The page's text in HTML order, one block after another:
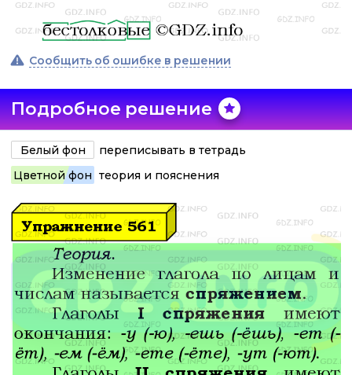
Сообщить об ошибке в решении
Подробное решение
Белый фон
переписывать в тетрадь
Цветной фон теория и пояснения